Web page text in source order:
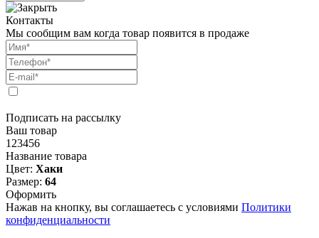
Контакты
Мы сообщим вам когда товар появится в продаже
Подписать на рассылку
Ваш товар
123456
Название товара
Цвет: Хаки
Размер: 64
Оформить
Нажав на кнопку, вы соглашаетесь с условиями Политики
конфиденциальности